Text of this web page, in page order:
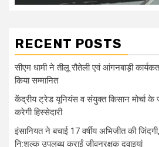
RECENT POSTS
सीएम धामी ने तीलू रौतेली एवं आंगनबाड़ी
किया सम्मानित
केंद्रीय ट्रेड यूनियंस व संयुक्त किसान मोर्चा
करेगी हिस्सेदारी
इंसानियत ने बचाई 17 वर्षीय अभिजीत की
नि:शुल्क उपलब्ध कराईं जीवनरक्षक दवाइयां